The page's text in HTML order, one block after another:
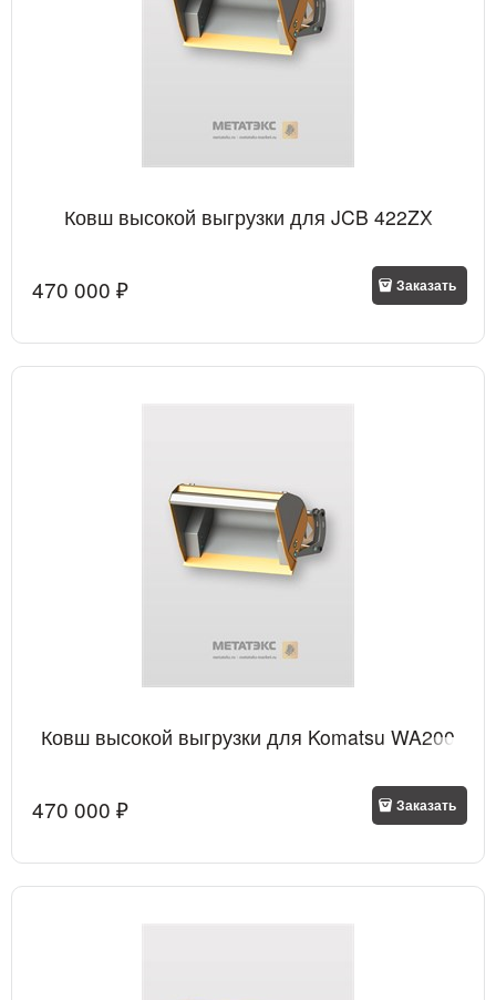
Ковш высокой выгрузки для JCB 422ZX
470 000 ₽ Заказать
Ковш высокой выгрузки для Komatsu WA200
470 000 ₽ Заказать